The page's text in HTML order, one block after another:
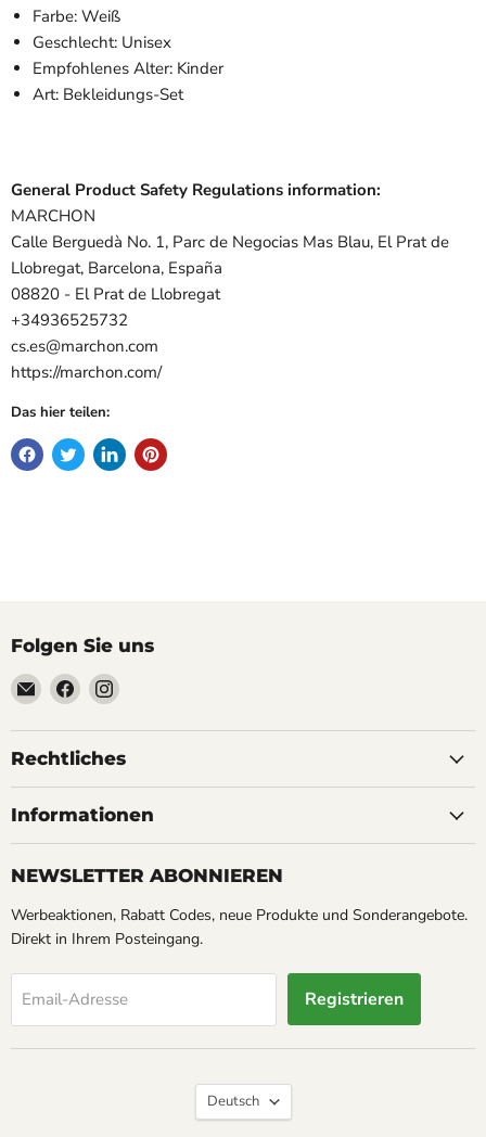
Farbe: Weiß
Geschlecht: Unisex
Empfohlenes Alter: Kinder
Art: Bekleidungs-Set
General Product Safety Regulations information:
MARCHON
Calle Berguedà No. 1, Parc de Negocias Mas Blau, El Prat de
Llobregat, Barcelona, España
08820 - El Prat de Llobregat
+34936525732
cs.es@marchon.com
https://marchon.com/
Das hier teilen:
Folgen Sie uns
Email
Soyoucheck
Großvertrieb
&
Finden
Sie
uns
auf
Finden
uns
auf
Rechtliches
Informationen
NEWSLETTER ABONNIEREN
Werbeaktionen, Rabatt Codes, neue Produkte und Sonderangebote.
Direkt in Ihrem Posteingang.
Email-Adresse Registrieren
Sprache
Deutsch